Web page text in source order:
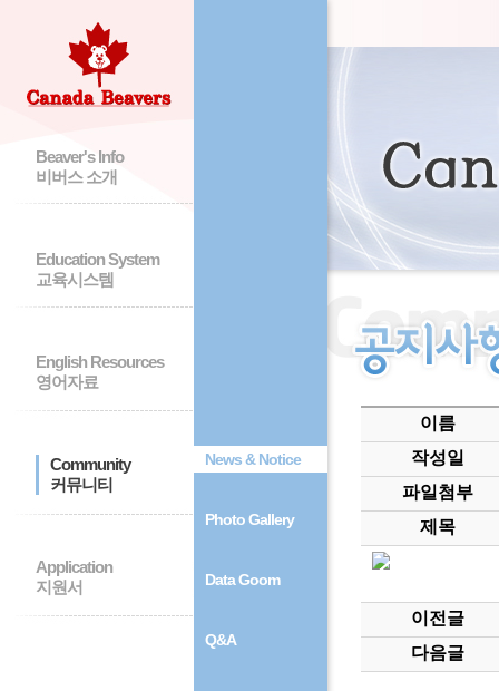
Beaver's Info
비버스 소개
Education System
교육시스템
English Resources
영어자료
Community
커뮤니티
News & Notice
Photo Gallery
Data Goom
Q&A
Application
지원서
이름
작성일
파일첨부
제목
이전글
다음글